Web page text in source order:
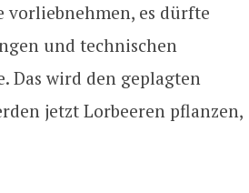
vorliebnehmen, es dürfte
und technischen
Das wird den geplagten
jetzt Lorbeeren pflanzen,